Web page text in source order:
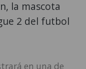
la mascota
2 del futbol
en una de